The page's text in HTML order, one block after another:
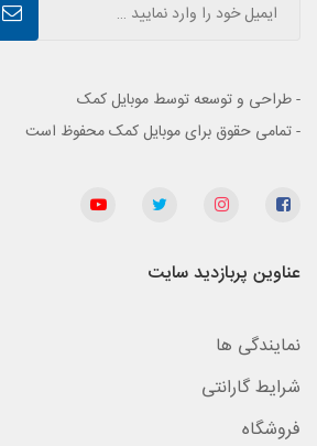
- طراحی و توسعه توسط موبایل کمک
- تمامی حقوق برای موبایل کمک محفوظ است
عناوین پربازدید سایت
نمایندگی ها
شرایط گارانتی
فروشگاه